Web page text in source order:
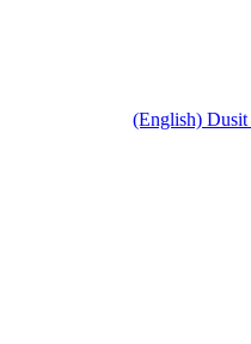
(English)